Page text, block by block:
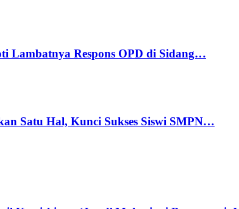
Lambatnya Respons OPD di Sidang…
Satu Hal, Kunci Sukses Siswi SMPN…